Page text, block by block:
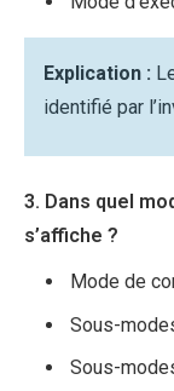
Explication :
identifié par
3. Dans quel
s’affiche ?
Mode de
Sous-
Sous-